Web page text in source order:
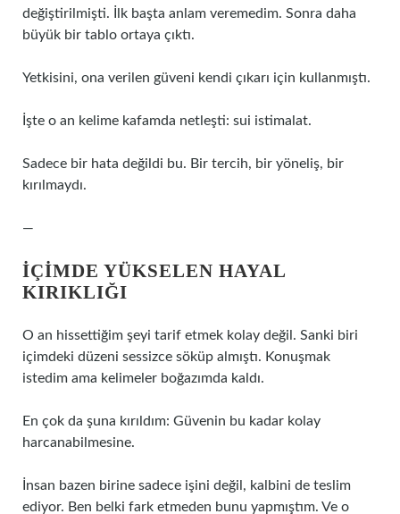
değiştirilmişti. İlk başta anlam veremedim. Sonra daha
büyük bir tablo ortaya çıktı.
Yetkisini, ona verilen güveni kendi çıkarı için kullanmıştı.
İşte o an kelime kafamda netleşti: sui istimalat.
Sadece bir hata değildi bu. Bir tercih, bir yöneliş, bir
kırılmaydı.
—
İÇIMDE YÜKSELEN HAYAL
KIRIKLIĞI
O an hissettiğim şeyi tarif etmek kolay değil. Sanki biri
içimdeki düzeni sessizce söküp almıştı. Konuşmak
istedim ama kelimeler boğazımda kaldı.
En çok da şuna kırıldım: Güvenin bu kadar kolay
harcanabilmesine.
İnsan bazen birine sadece işini değil, kalbini de teslim
ediyor. Ben belki fark etmeden bunu yapmıştım. Ve o